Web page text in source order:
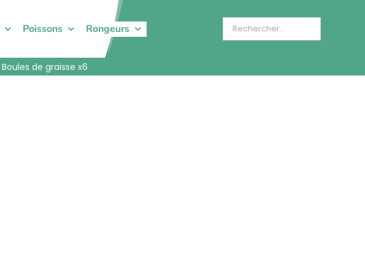
Poissons Rongeurs
Boules de graisse x6